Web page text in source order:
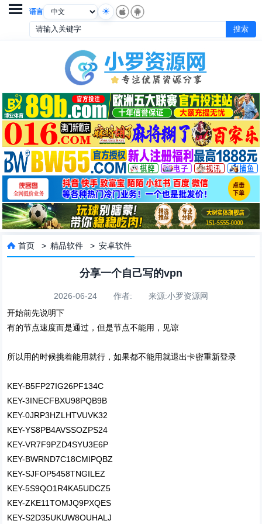
语言

 首页 >精品软件 >安卓软件
分享一个自己写的vpn
2026-06-24 作者: 来源:小罗资源网
开始前先说明下
有的节点速度而是通过，但是节点不能用，见谅
所以用的时候挑着能用就行，如果都不能用就退出卡密重新登录
KEY-B5FP27IG26PF134C
KEY-3INECFBXU98PQB9B
KEY-0JRP3HZLHTVUVK32
KEY-YS8PB4AVSSOZPS24
KEY-VR7F9PZD4SYU3E6P
KEY-BWRND7C18CMIPQBZ
KEY-SJFOP5458TNGILEZ
KEY-5S9QO1R4KA5UDCZ5
KEY-ZKE11TOMJQ9PXQES
KEY-S2D35UKUW8OUHALJ